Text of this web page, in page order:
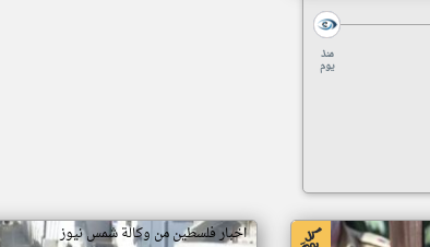
منذ
يوم
اخبار فلسطين من وكالة شمس نيوز